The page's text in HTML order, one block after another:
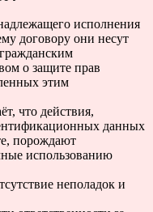
исполнения
договору они несут
о защите прав
этим
что действия,
данных
порождают
использованию
неполадок и